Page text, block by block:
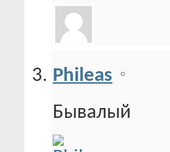
Phileas
Бывалый